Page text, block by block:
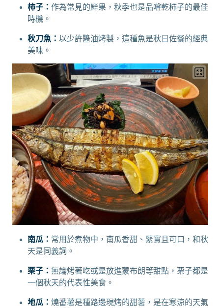
柿子： 作為常見的鮮果，秋季也是品嚐乾柿子的最佳
時機。
秋刀魚： 以少許醬油烤製，這種魚是秋日佐餐的經典
美味。
南瓜： 常用於煮物中，南瓜香甜、緊實且可口，和秋
天是同義詞。
栗子： 無論烤著吃或是放進蒙布朗等甜點，栗子都是
一個秋天的代表性美食。
地瓜： 燒番薯是種路邊現烤的甜薯，是在寒涼的天氣